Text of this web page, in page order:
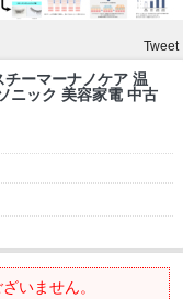
Tweet
ーマーナノケア 温
ニック 美容家電 中古
いません。